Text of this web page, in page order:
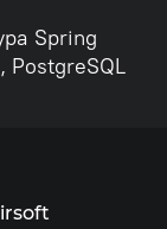
Spring
PostgreSQL